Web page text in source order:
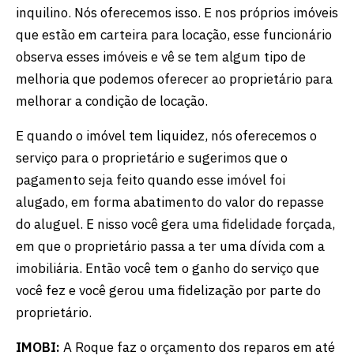
inquilino. Nós oferecemos isso. E nos próprios imóveis
que estão em carteira para locação, esse funcionário
observa esses imóveis e vê se tem algum tipo de
melhoria que podemos oferecer ao proprietário para
melhorar a condição de locação.
E quando o imóvel tem liquidez, nós oferecemos o
serviço para o proprietário e sugerimos que o
pagamento seja feito quando esse imóvel foi
alugado, em forma abatimento do valor do repasse
do aluguel. E nisso você gera uma fidelidade forçada,
em que o proprietário passa a ter uma dívida com a
imobiliária. Então você tem o ganho do serviço que
você fez e você gerou uma fidelização por parte do
proprietário.
IMOBI: A Roque faz o orçamento dos reparos em até